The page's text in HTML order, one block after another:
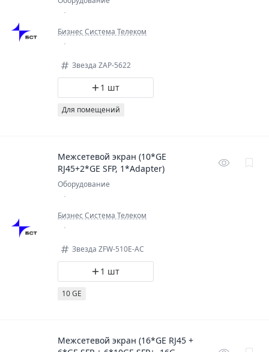
Бизнес Система Телеком
Звезда ZAP-5622
1 шт
Для помещений
Межсетевой экран (10*GE
RJ45+2*GE SFP, 1*Adapter)
Оборудование
Бизнес Система Телеком
Звезда ZFW-510E-AC
1 шт
10 GE
Межсетевой экран (16*GE RJ45 +